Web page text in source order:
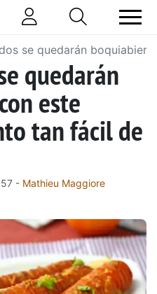
se quedarán
quedarán
este
tan fácil de
- Mathieu Maggiore